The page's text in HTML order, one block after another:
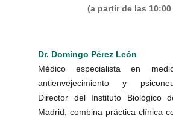
(a partir de las 10:00
Dr. Domingo Pérez León
Médico especialista en
antienvejecimiento y
Director del Instituto Biológico
Madrid, combina práctica clínica